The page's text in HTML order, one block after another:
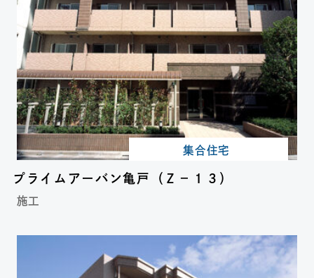
集合住宅
プライムアーバン亀戸（Ｚ－１３）
施工